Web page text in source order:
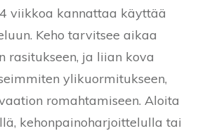
viikkoa kannattaa käyttää
Keho tarvitsee aikaa
rasitukseen, ja liian kova
ylikuormitukseen,
romahtamiseen. Aloita
kehonpainoharjoittelulla tai